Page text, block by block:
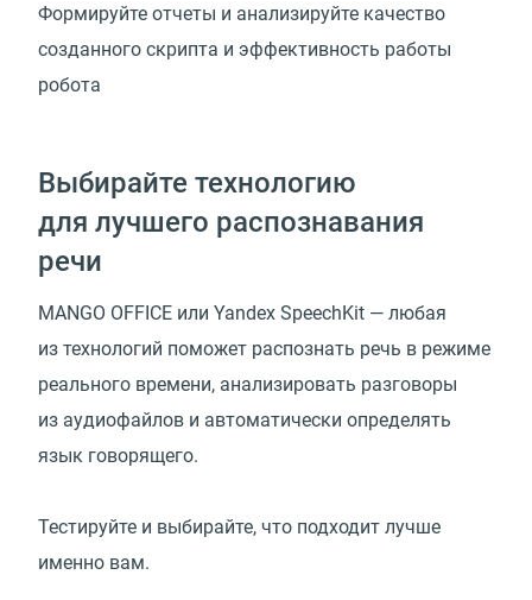
Формируйте отчеты и анализируйте качество
созданного скрипта и эффективность работы
робота
Выбирайте технологию
для лучшего распознавания
речи
MANGO OFFICE или Yandex SpeechKit — любая
из технологий поможет распознать речь в режиме
реального времени, анализировать разговоры
из аудиофайлов и автоматически определять
язык говорящего.
Тестируйте и выбирайте, что подходит лучше
именно вам.